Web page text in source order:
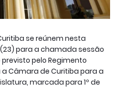
se reúnem nesta
para a chamada sessão
pelo Regimento
Câmara de Curitiba para a
marcada para 1º de